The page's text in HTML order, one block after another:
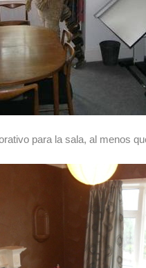
para la sala, al menos